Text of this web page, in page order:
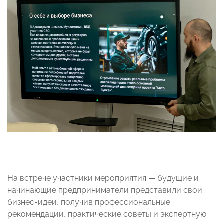
На встрече участники мероприятия — будущие и
начинающие предприниматели представили свои
бизнес-идеи, получив профессиональные
рекомендации, практические советы и экспертную